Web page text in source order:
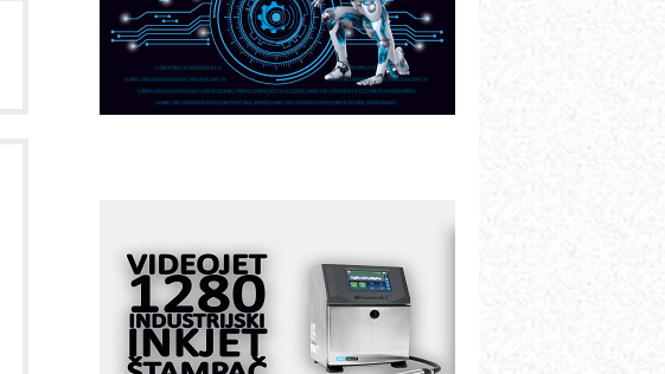
veštačkom inteligencijom
I.SAFE MOBILE revolucioniše
industrijsku automatizaciju
pionirskimmobile operator PANEL-OM
Alba d.o.o. – 35 godina preciznosti u
metrologiji i pametnim dozirnim
rešenjima
IBeRTIM - oprema za ispitivanje
kontrole kvaliteta